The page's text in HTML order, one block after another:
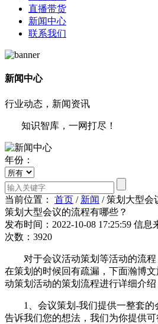
直播带货
新闻中心
联系我们
新闻中心
行业动态，新闻资讯
知识智库，一网打尽！
年份：
当前位置： 首页 / 新闻 /策划大型会
策划大型会议的流程有哪些？
发布时间：2022-10-08 17:25:59 信息
次数：3920
对于会议活动策划等活动的流程
在策划的时候回有疏漏，下面瀚博
动策划活动的策划流程进行详细介绍
1、会议策划-我们提供一整套的
告诉我们您的想法，我们为你提供